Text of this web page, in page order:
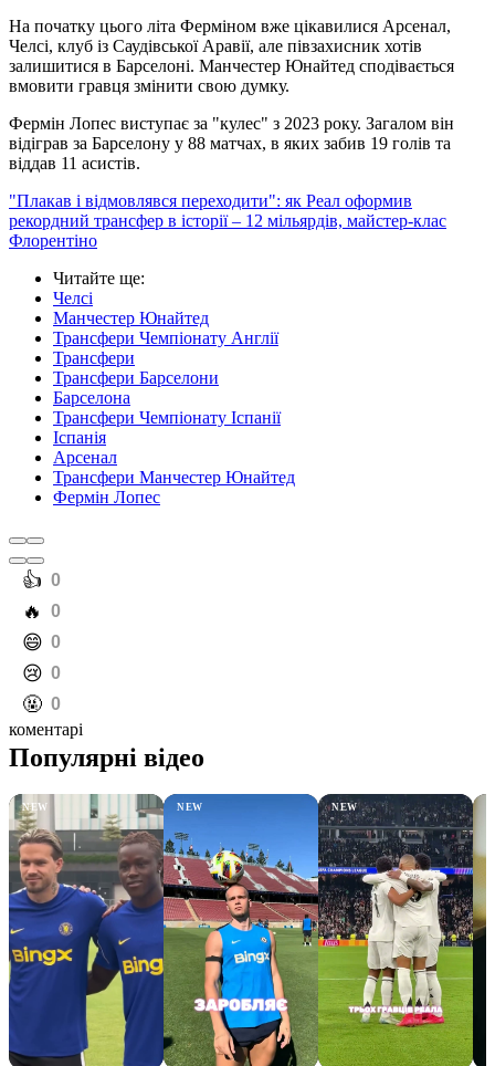
На початку цього літа Ферміном вже цікавилися Арсенал,
Челсі, клуб із Саудівської Аравії, але півзахисник хотів
залишитися в Барселоні. Манчестер Юнайтед сподівається
вмовити гравця змінити свою думку.
Фермін Лопес виступає за "кулес" з 2023 року. Загалом він
відіграв за Барселону у 88 матчах, в яких забив 19 голів та
віддав 11 асистів.
"Плакав і відмовлявся переходити": як Реал оформив
рекордний трансфер в історії – 12 мільярдів, майстер-клас
Флорентіно
Читайте ще:
Челсі
Манчестер Юнайтед
Трансфери Чемпіонату Англії
Трансфери
Трансфери Барселони
Барселона
Трансфери Чемпіонату Іспанії
Іспанія
Арсенал
Трансфери Манчестер Юнайтед
Фермін Лопес
️👍 0
️🔥 0
️😄 0
️😢 0
️🤬 0
коментарі